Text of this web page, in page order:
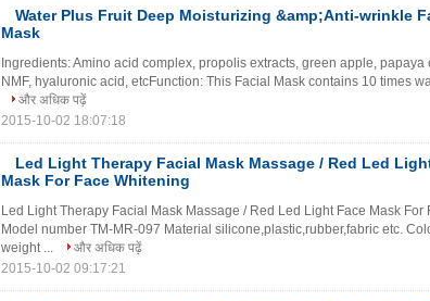
Water Plus Fruit Deep Moisturizing &amp;Anti-wrinkle
Mask
Ingredients: Amino acid complex, propolis extracts, green apple,
NMF, hyaluronic acid, etcFunction: This Facial Mask contains 10 times
और अधिक पढ़ें
2015-10-02 18:07:18
Led Light Therapy Facial Mask Massage / Red Led
Mask For Face Whitening
Led Light Therapy Facial Mask Massage / Red Led Light Face Mask
Model number TM-MR-097 Material silicone,plastic,rubber,fabric etc.
weight ...
और अधिक पढ़ें
2015-10-02 09:17:21